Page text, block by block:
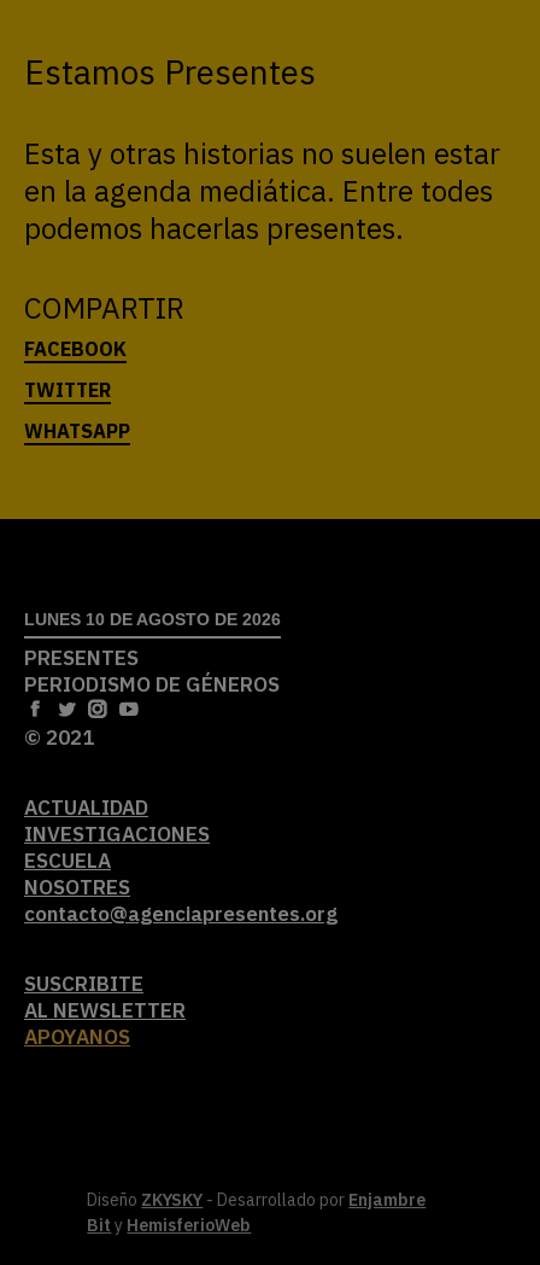
Estamos Presentes
Esta y otras historias no suelen estar
en la agenda mediática. Entre todes
podemos hacerlas presentes.
COMPARTIR
LUNES 10 DE AGOSTO DE 2026
PRESENTES
PERIODISMO DE GÉNEROS
© 2021
ACTUALIDAD
INVESTIGACIONES
ESCUELA
NOSOTRES
contacto@agenciapresentes.org
SUSCRIBITE
AL NEWSLETTER
APOYANOS
Diseño ZKYSKY - Desarrollado por Enjambre
Bit y HemisferioWeb